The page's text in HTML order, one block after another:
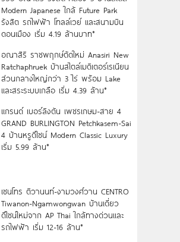
Modern Japanese ใกล้ Future Park
รังสิต รถไฟฟ้า โทลล์เวย์ และสนามบิน
ดอนเมือง เริ่ม 4.19 ล้านบาท*
อณาสิริ ราชพฤกษ์ตัดใหม่ Anasiri New
Ratchaphruek บ้านสไตล์เมดิเตอร์เรเนียน
ส่วนกลางใหญ่กว่า 3 ไร่ พร้อม Lake
และสระระบบเกลือ เริ่ม 4.39 ล้าน*
แกรนด์ เบอร์ลิงตัน เพชรเกษม-สาย 4
GRAND BURLINGTON Petchkasem-Sai
4 บ้านหรูดีไซน์ Modern Classic Luxury
เริ่ม 5.99 ล้าน*
เซนโทร ติวานนท์-งามวงศ์วาน CENTRO
Tiwanon-Ngamwongwan บ้านเดี่ยว
ดีไซน์ใหม่จาก AP Thai ใกล้ทางด่วนและ
รถไฟฟ้า เริ่ม 12-16 ล้าน*